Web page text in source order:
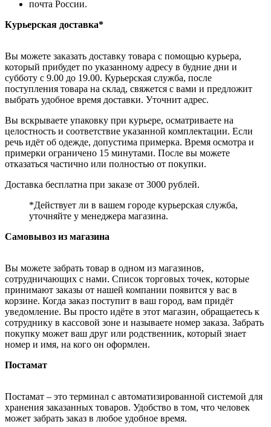
почта России.
Курьерская доставка*
Вы можете заказать доставку товара с помощью курьера,
который прибудет по указанному адресу в будние дни и
субботу с 9.00 до 19.00. Курьерская служба, после
поступления товара на склад, свяжется с вами и предложит
выбрать удобное время доставки. Уточнит адрес.
Вы вскрываете упаковку при курьере, осматриваете на
целостность и соответствие указанной комплектации. Если
речь идёт об одежде, допустима примерка. Время осмотра и
примерки ограничено 15 минутами. После вы можете
отказаться частично или полностью от покупки.
Доставка бесплатна при заказе от 3000 рублей.
*Действует ли в вашем городе курьерская служба,
уточняйте у менеджера магазина.
Самовывоз из магазина
Вы можете забрать товар в одном из магазинов,
сотрудничающих с нами. Список торговых точек, которые
принимают заказы от нашей компании появится у вас в
корзине. Когда заказ поступит в ваш город, вам придёт
уведомление. Вы просто идёте в этот магазин, обращаетесь к
сотруднику в кассовой зоне и называете номер заказа. Забрать
покупку может ваш друг или родственник, который знает
номер и имя, на кого он оформлен.
Постамат
Постамат – это терминал с автоматизированной системой для
хранения заказанных товаров. Удобство в том, что человек
может забрать заказ в любое удобное время.